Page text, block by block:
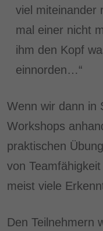
viel miteinander
mal einer nicht
ihm den Kopf
einnorden…“
Wenn wir dann in
Workshops
praktischen
von
meist viele
Den Teilnehmern